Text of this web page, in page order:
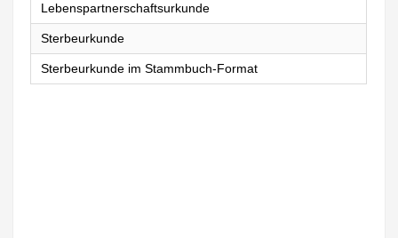
Lebenspartnerschaftsurkunde
Sterbeurkunde
Sterbeurkunde im Stammbuch-Format